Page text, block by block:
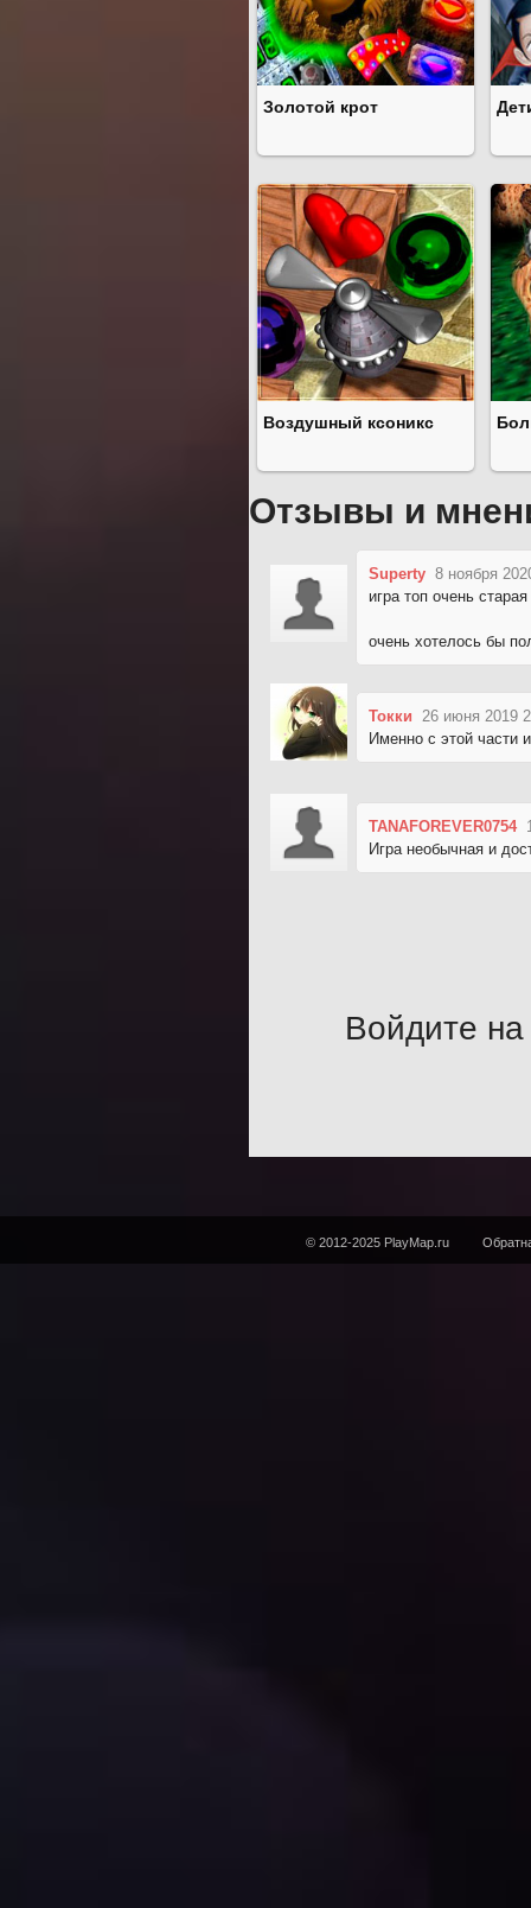
Золотой крот
Воздушный ксоникс
Отзывы и
Superty 8 ноября
игра топ очень
очень хотелось бы
Токки
26 июня 2019
Именно с этой части
TANAFOREVER0754
Игра необычная и
Войдите на
© 2012-2025 PlayMap.ru